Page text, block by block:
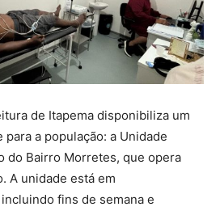
de Itapema disponibiliza um
a população: a Unidade
do Bairro Morretes, que opera
A unidade está em
fins de semana e